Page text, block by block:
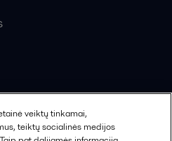
veiktų tinkamai,
teiktų socialinės medijos